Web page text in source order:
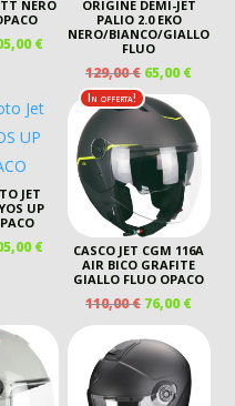
NERO
€.
€IL
ATTUALE
È:
105,00 €.
ORIGINE DEMI-JET
PALIO 2.0 EKO
NERO/BIANCO/GIALLO
FLUO
129,00€ IL
PREZZO
ORIGINALE
ERA:
129,00 €.
65,00€IL
È:
65,00
JET
UP
€.
€IL
PREZZO
ATTUALE
105,00 €.
In offerta!
CASCO JET CGM 116A
AIR BICO GRAFITE
GIALLO FLUO OPACO
110,00€ IL
PREZZO
ORIGINALE
ERA:
110,00 €.
76,00€IL
76,00